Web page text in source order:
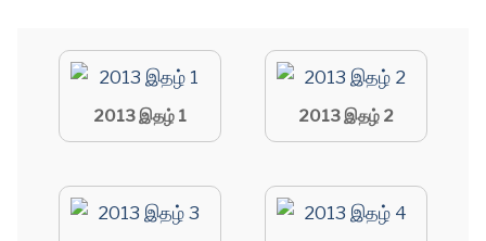
2013 இதழ் 1 2013 இதழ் 2